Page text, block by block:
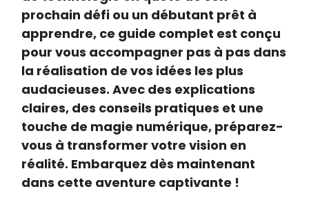
prochain défi ou un débutant prêt à
apprendre, ce guide complet est conçu
pour vous accompagner pas à pas dans
la réalisation de vos idées les plus
audacieuses. Avec des explications
claires, des conseils pratiques et une
touche de magie numérique, préparez-
vous à transformer votre vision en
réalité. Embarquez dès maintenant
dans cette aventure captivante !